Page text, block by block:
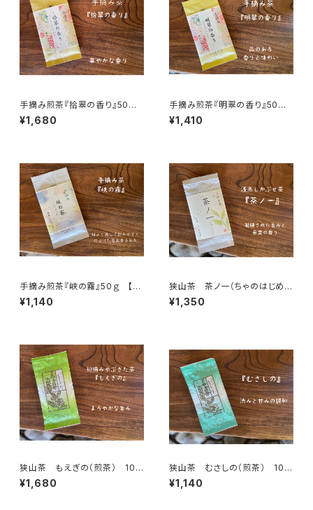
手摘み煎茶『拾翠の香り』50
ｇ 【古谷園】
¥1,680
手摘み煎茶『明翠の香り』50
ｇ 【古谷園】
¥1,410
手摘み煎茶『峡の霧』50ｇ 【古
谷園】
¥1,140
狭山茶 茶ノ一（ちゃのはじめ）
70g 【古谷園】
¥1,350
狭山茶 もえぎの（煎茶） 100
ｇ 【古谷園】
¥1,680
狭山茶 むさしの（煎茶） 100
ｇ 【古谷園】
¥1,140